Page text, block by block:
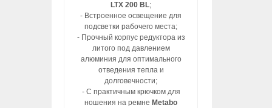
LTX 200 BL;
- Встроенное освещение для
подсветки рабочего места;
- Прочный корпус редуктора из
литого под давлением
алюминия для оптимального
отведения тепла и
долговечности;
- С практичным крючком для
ношения на ремне Metabo